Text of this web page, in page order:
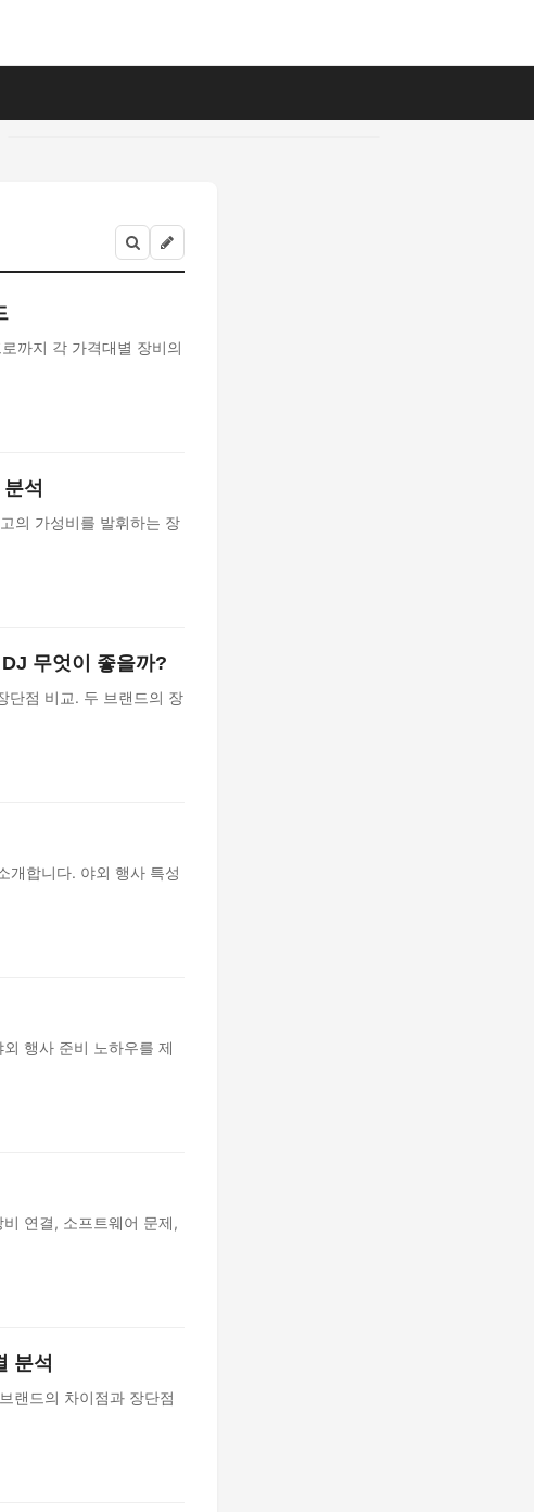
까지 각 가격대별 장비의
석
의 가성비를 발휘하는 장
무엇이 좋을까?
단점 비교. 두 브랜드의 장
개합니다. 야외 행사 특성
행사 준비 노하우를 제
연결, 소프트웨어 문제,
분석
랜드의 차이점과 장단점